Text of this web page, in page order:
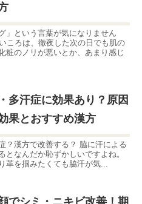
」という言葉が気になりません
ころは、徹夜した次の日でも肌の
粧のノリが悪いとか、あまり感じ
多汗症に効果あり？原因
果とおすすめ漢方
？漢方で改善する？ 脇に汗による
となんだか恥ずかしいですよね。
革を掴みたくても脇汗が気...
でシミ・ニキビ改善！期